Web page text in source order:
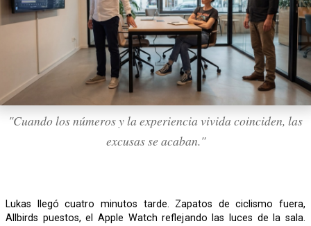
"Cuando los números y la experiencia vivida coinciden, las
excusas se acaban."
Lukas llegó cuatro minutos tarde. Zapatos de ciclismo fuera,
Allbirds puestos, el Apple Watch reflejando las luces de la sala.